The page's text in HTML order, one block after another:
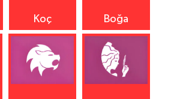
Koç Boğa